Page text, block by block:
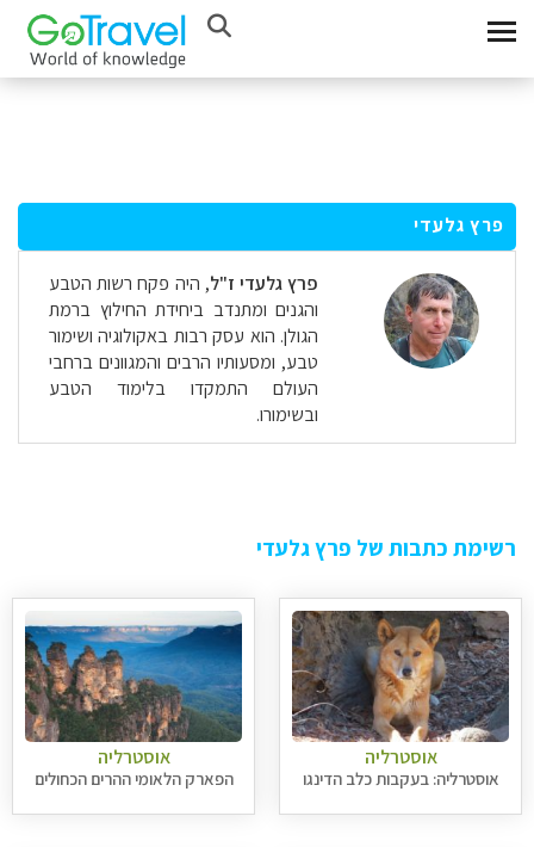
פרץ גלעדי
פרץ גלעדי ז"ל, היה פקח רשות הטבע
והגנים ומתנדב ביחידת החילוץ ברמת
הגולן. הוא עסק רבות באקולוגיה ושימור
טבע, ומסעותיו הרבים והמגוונים ברחבי
העולם התמקדו בלימוד הטבע
ובשימורו.
רשימת כתבות של פרץ גלעדי
אוסטרליה
אוסטרליה: בעקבות כלב הדינגו
אוסטרליה
הפארק הלאומי ההרים הכחולים